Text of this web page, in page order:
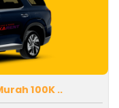
100K ..